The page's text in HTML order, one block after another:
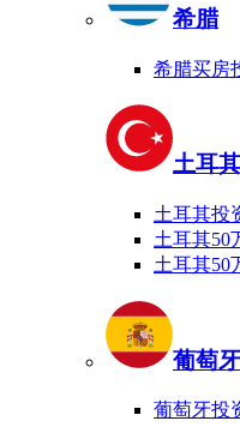
希腊
希腊买房
土耳其
土耳其投
土耳其50
土耳其50
葡萄牙
葡萄牙投